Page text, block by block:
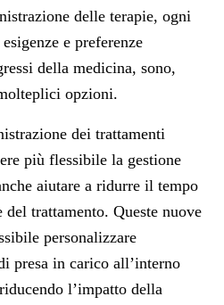
delle terapie, ogni
e preferenze
della medicina, sono,
opzioni.
dei trattamenti
più flessibile la gestione
aiutare a ridurre il tempo
del trattamento. Queste nuove
personalizzare
presa in carico all’interno
l’impatto della